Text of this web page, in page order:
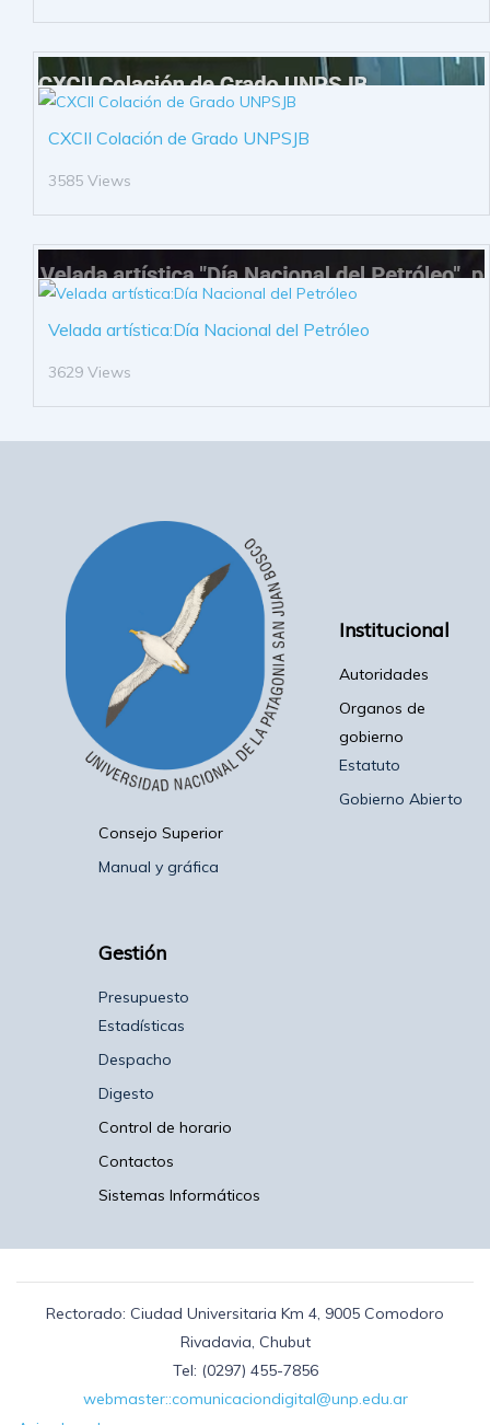
CXCII Colación de Grado UNPSJB
3585 Views
Velada artística:Día Nacional del Petróleo
3629 Views
Institucional
Autoridades
Organos de
gobierno
Estatuto
Gobierno Abierto
Consejo Superior
Manual y gráfica
Gestión
Presupuesto
Estadísticas
Despacho
Digesto
Control de horario
Contactos
Sistemas Informáticos
Rectorado: Ciudad Universitaria Km 4, 9005 Comodoro
Rivadavia, Chubut
Tel: (0297) 455-7856
webmaster::comunicaciondigital@unp.edu.ar